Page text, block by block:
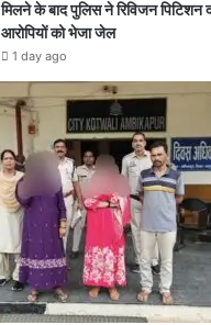
मिलने के बाद पुलिस ने रिविजन
आरोपियों को भेजा जेल
1 day ago